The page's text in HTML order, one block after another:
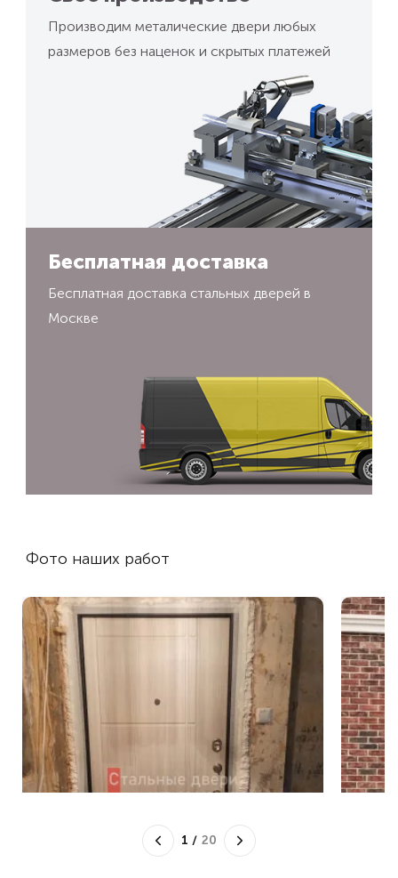
Производим металические двери любых
размеров без наценок и скрытых платежей
Бесплатная доставка
Бесплатная доставка стальных дверей в
Москве
Фото наших работ
1 / 20